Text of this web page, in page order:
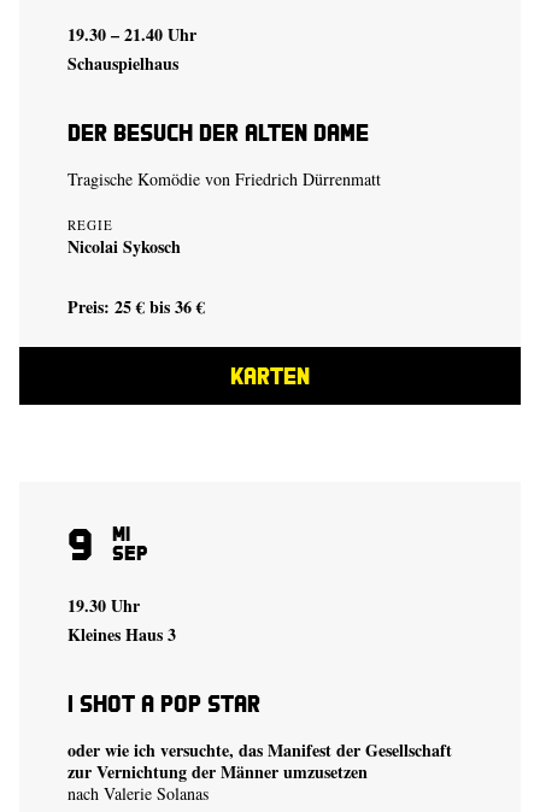
19.30 – 21.40 Uhr
Schauspielhaus
Der Besuch der alten Dame
Tragische Komödie von Friedrich Dürrenmatt
REGIE
Nicolai Sykosch
Preis: 25 € bis 36 €
KARTEN
9 Mi
Sep
19.30 Uhr
Kleines Haus 3
I shot a Pop Star
oder wie ich versuchte, das Manifest der Gesellschaft
zur Vernichtung der Männer umzusetzen
nach Valerie Solanas